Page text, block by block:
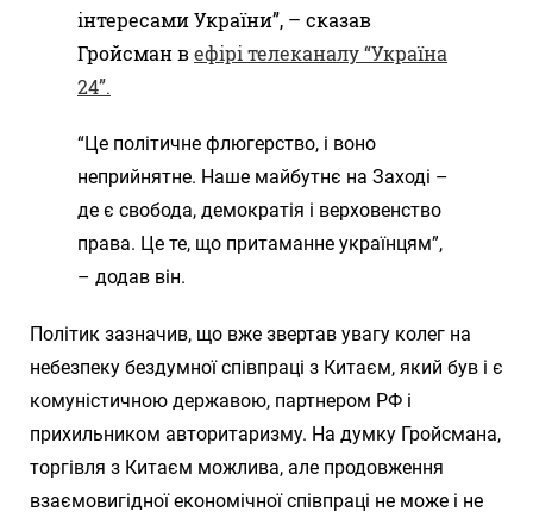
інтересами України”, – сказав
Гройсман вефірі телеканалу “Україна
24”.
“Це політичне флюгерство, і воно
неприйнятне. Наше майбутнє на Заході –
де є свобода, демократія і верховенство
права. Це те, що притаманне українцям”,
– додав він.
Політик зазначив, що вже звертав увагу колег на
небезпеку бездумної співпраці з Китаєм, який був і є
комуністичною державою, партнером РФ і
прихильником авторитаризму. На думку Гройсмана,
торгівля з Китаєм можлива, але продовження
взаємовигідної економічної співпраці не може і не